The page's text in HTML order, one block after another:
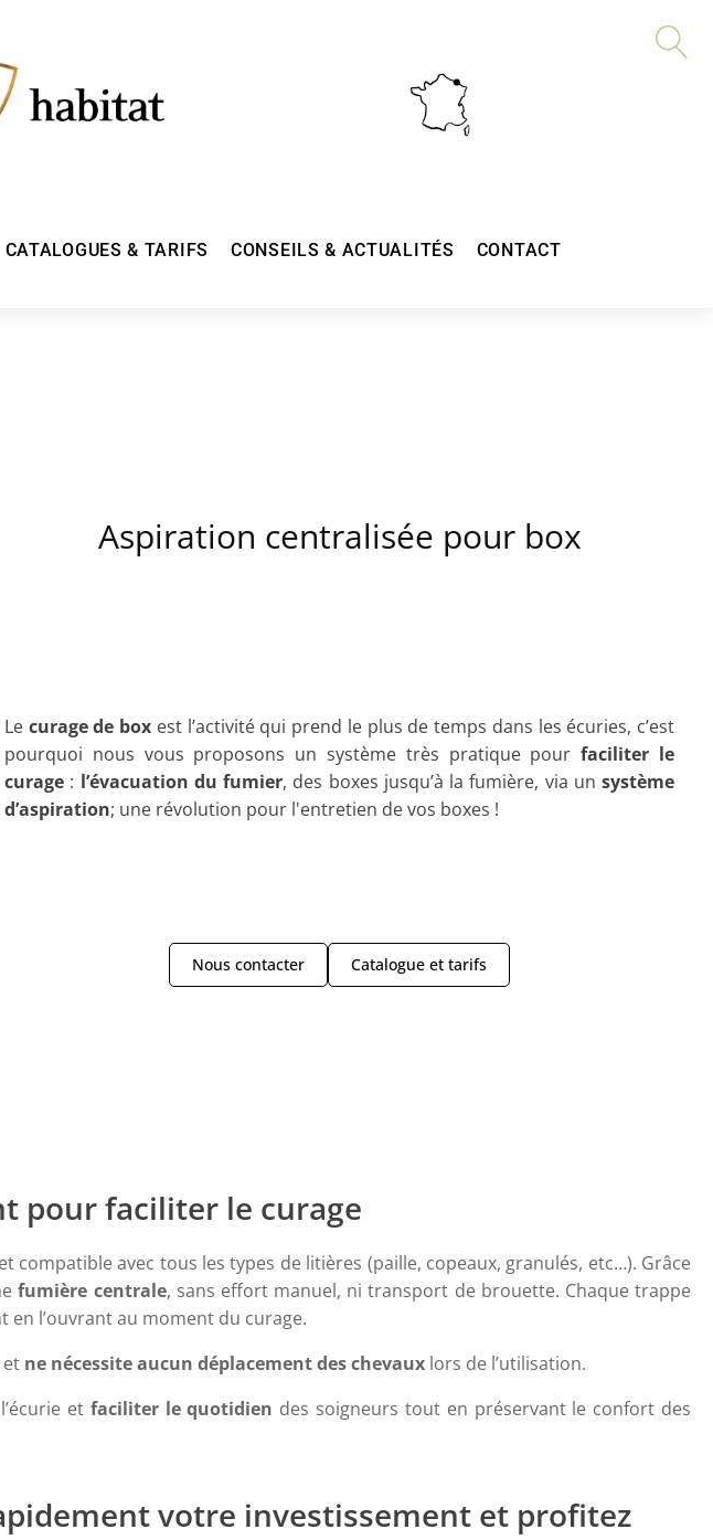
CATALOGUES & TARIFS CONSEILS & ACTUALITÉS CONTACT
Aspiration centralisée pour box
Le curage de box est l’activité qui prend le plus de temps dans les écuries, c’est
pourquoi nous vous proposons un système très pratique pourfaciliter le
curage : l’évacuation du fumier, des boxes jusqu’à la fumière, via un système
d’aspiration; une révolution pour l'entretien de vos boxes !
Nous contacter Catalogue et tarifs
pour faciliter le curage
compatible avec tous les types de litières (paille, copeaux, granulés, etc…). Grâce
fumière centrale, sans effort manuel, ni transport de brouette. Chaque trappe
en l’ouvrant au moment du curage.
et ne nécessite aucun déplacement des chevaux lors de l’utilisation.
et faciliter le quotidien des soigneurs tout en préservant le confort des
votre investissement et profitez